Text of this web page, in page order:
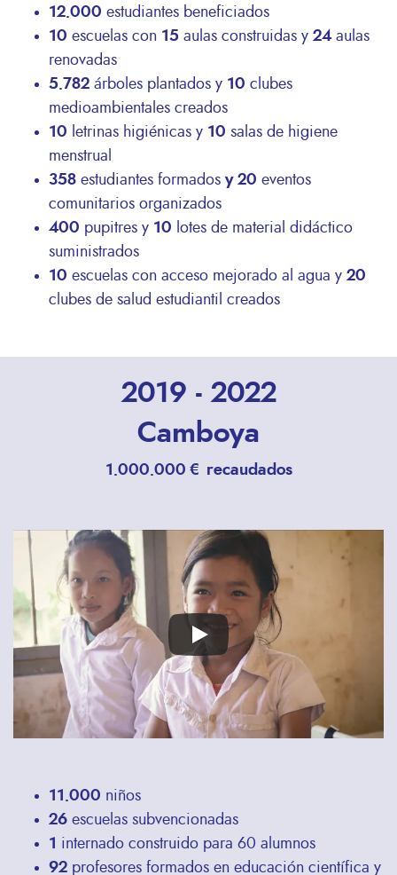
12.000 estudiantes beneficiados
10 escuelas con 15 aulas construidas y 24aulas
renovadas
5.782 árboles plantados y 10 clubes
medioambientales creados
10 letrinas higiénicas y 10 salas de higiene
menstrual
358 estudiantes formados y 20 eventos
comunitarios organizados
400 pupitres y 10 lotes de material didáctico
suministrados
10 escuelas con acceso mejorado al agua y 20
clubes de salud estudiantil creados
2019 - 2022
Camboya
1.000.000 € recaudados
Remote
video
URL
11.000 niños
26 escuelas subvencionadas
1 internado construido para 60 alumnos
92 profesores formados en educación científica y